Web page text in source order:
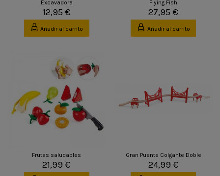
Excavadora
12,95 €
Añadir al carrito
Flying Fish
27,95 €
Añadir al carrito
Frutas saludables
21,99 €
Gran Puente Colgante Doble
24,99 €